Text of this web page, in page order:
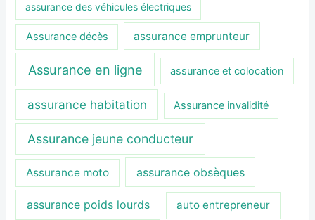
assurance des véhicules électriques
Assurance décès assurance emprunteur
Assurance en ligne assurance et colocation
assurance habitation Assurance invalidité
Assurance jeune conducteur
Assurance moto assurance obsèques
assurance poids lourds auto entrepreneur